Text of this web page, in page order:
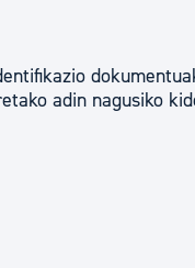
adin nagusiko